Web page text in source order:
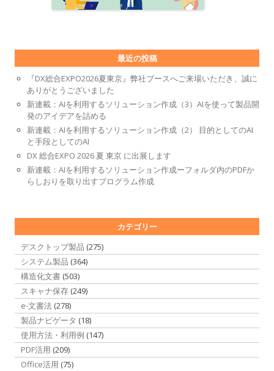
最近の投稿
『DX総合EXPO2026夏東京』弊社ブースへご来場いただき、誠に
ありがとうございました
新連載：AIを利用するソリューション作成（3）AIを使って製品開
発のアイデアを詰める
新連載：AIを利用するソリューション作成（2） 目的としてのAI
と手段としてのAI
DX 総合EXPO 2026 夏 東京 に出展します
新連載：AIを利用するソリューション作成ーフォルダ内のPDFか
らしおりを取り出すプログラム作成
カテゴリー
デスクトップ製品 (275)
システム製品 (364)
構造化文書 (503)
スキャナ保存 (249)
e-文書法 (278)
製品ナビゲータ (18)
使用方法・利用例 (147)
PDF活用 (209)
Office活用 (75)